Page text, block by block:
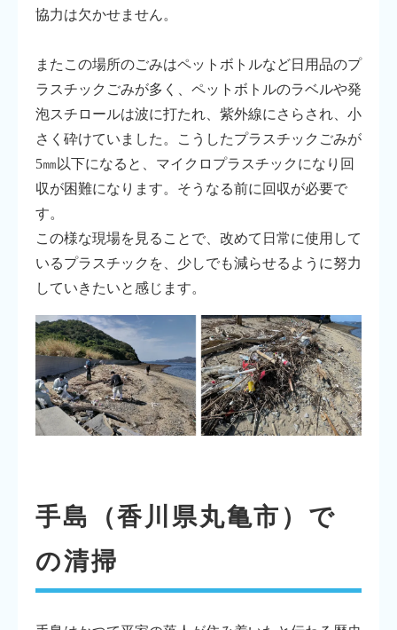
協力は欠かせません。
またこの場所のごみはペットボトルなど日用品のプ
ラスチックごみが多く、ペットボトルのラベルや発
泡スチロールは波に打たれ、紫外線にさらされ、小
さく砕けていました。こうしたプラスチックごみが
5㎜以下になると、マイクロプラスチックになり回
収が困難になります。そうなる前に回収が必要で
す。
この様な現場を見ることで、改めて日常に使用して
いるプラスチックを、少しでも減らせるように努力
していきたいと感じます。
手島（香川県丸亀市）で
の清掃